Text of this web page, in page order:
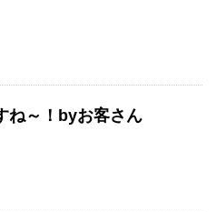
ね～！byお客さん